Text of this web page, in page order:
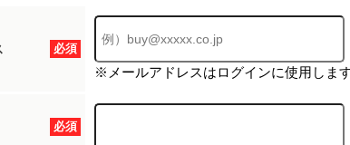
必須
※メールアドレスはログインに使用します
必須